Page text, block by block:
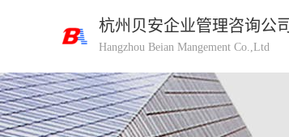
杭州贝安企业管理咨询公司
Hangzhou Beian Mangement Co.,Ltd